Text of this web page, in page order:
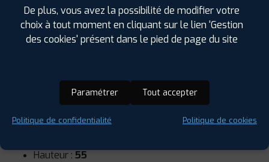
Runflat :Non
Hauteur : 55
De plus, vous avez la possibilité de modifier votre
choix à tout moment en cliquant sur le lien 'Gestion
des cookies' présent dans le pied de page du site
Paramétrer Tout accepter
Politique de confidentialité Politique de cookies